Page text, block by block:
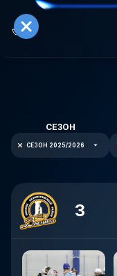
СЕЗОН
СЕЗОН 2025/2026
3